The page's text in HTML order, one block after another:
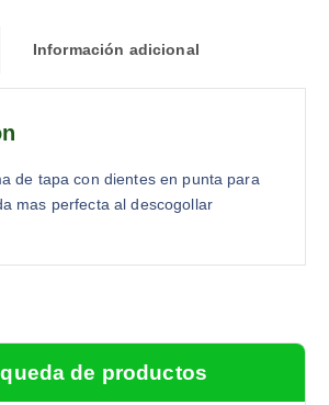
Información adicional
de tapa con dientes en punta para
mas perfecta al descogollar
de productos